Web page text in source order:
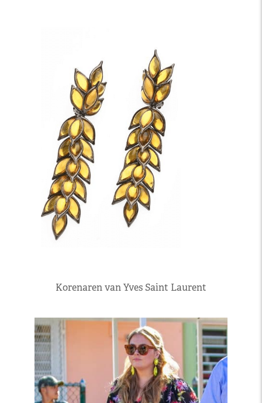
Korenaren van Yves Saint Laurent